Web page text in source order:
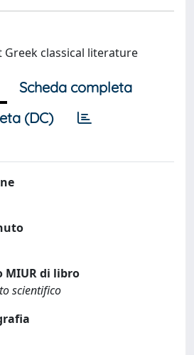
classical literature
Scheda completa
(DC)
MIUR di libro
scientifico